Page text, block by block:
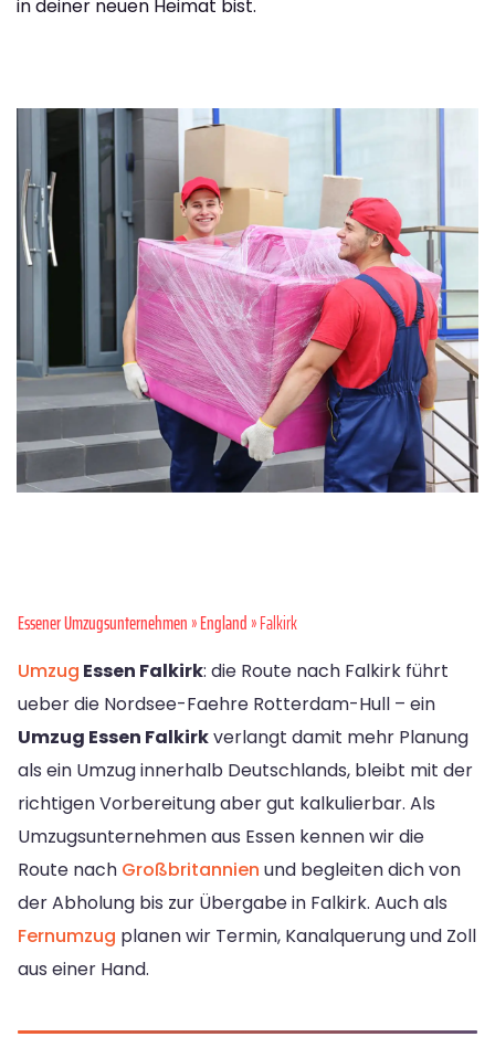
in deiner neuen Heimat bist.
Essener Umzugsunternehmen»England» Falkirk
Umzug Essen Falkirk: die Route nach Falkirk führt
ueber die Nordsee-Faehre Rotterdam-Hull – ein
Umzug Essen Falkirkverlangt damit mehr Planung
als ein Umzug innerhalb Deutschlands, bleibt mit der
richtigen Vorbereitung aber gut kalkulierbar. Als
Umzugsunternehmen aus Essen kennen wir die
Route nach Großbritannien und begleiten dich von
der Abholung bis zur Übergabe in Falkirk. Auch als
Fernumzug planen wir Termin, Kanalquerung und Zoll
aus einer Hand.